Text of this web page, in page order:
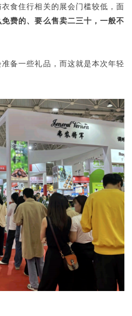
食住行相关的展会门槛较低，面
免费的、要么售卖二三十，一般不
备一些礼品，而这就是本次年轻